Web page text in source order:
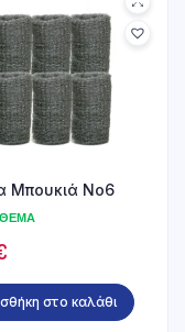
Μπουκιά Νο6
στο καλάθι